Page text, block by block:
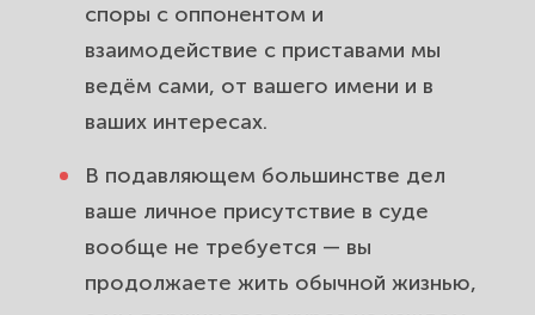
споры с оппонентом и
взаимодействие с приставами мы
ведём сами, от вашего имени и в
ваших интересах.
В подавляющем большинстве дел
ваше личное присутствие в суде
вообще не требуется — вы
продолжаете жить обычной жизнью,